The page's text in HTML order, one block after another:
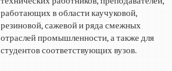
работающих в области каучуковой,
резиновой, сажевой и ряда смежных
отраслей промышленности, а также для
студентов соответствующих вузов.